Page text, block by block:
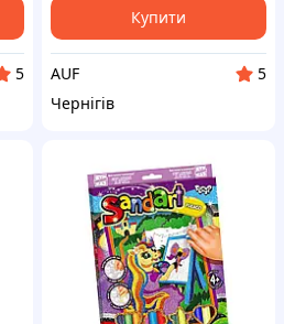
5
Купити
AUF
5
Чернігів